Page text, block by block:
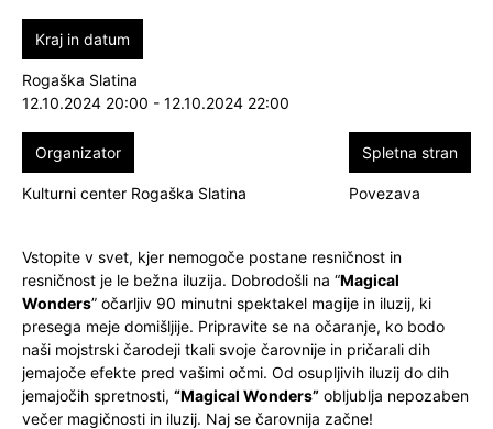
Kraj in datum
Rogaška Slatina
12.10.2024 20:00 - 12.10.2024 22:00
Organizator
Kulturni center Rogaška Slatina
Spletna stran
Povezava
Vstopite v svet, kjer nemogoče postane resničnost in
resničnost je le bežna iluzija. Dobrodošli na “Magical
Wonders” očarljiv 90 minutni spektakel magije in iluzij, ki
presega meje domišljije. Pripravite se na očaranje, ko bodo
naši mojstrski čarodeji tkali svoje čarovnije in pričarali dih
jemajoče efekte pred vašimi očmi. Od osupljivih iluzij do dih
jemajočih spretnosti, “Magical Wonders” obljublja nepozaben
večer magičnosti in iluzij. Naj se čarovnija začne!